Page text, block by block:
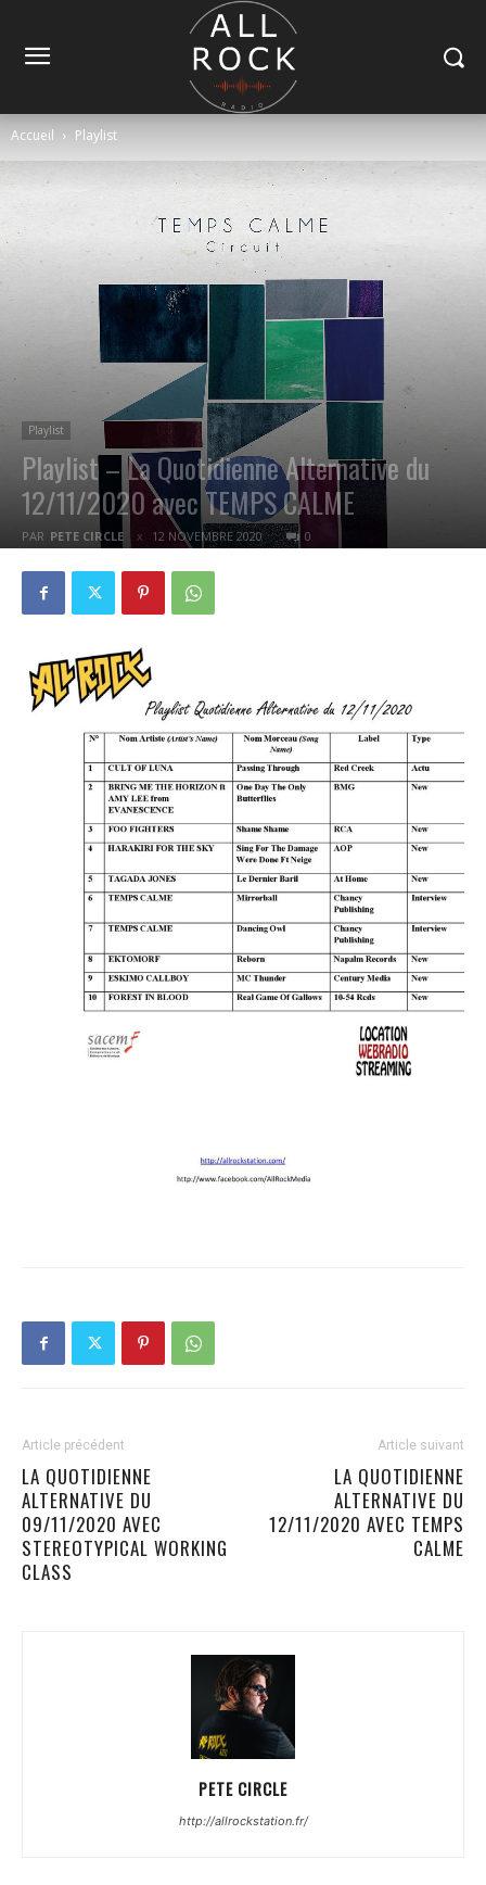
Accueil Playlist
Playlist
Playlist – La Quotidienne Alternative du
12/11/2020 avec TEMPS CALME
PAR PETE CIRCLE 12 NOVEMBRE 2020 0
Article précédent
LA QUOTIDIENNE
ALTERNATIVE DU
09/11/2020 AVEC
STEREOTYPICAL WORKING
CLASS
Article suivant
LA QUOTIDIENNE
ALTERNATIVE DU
12/11/2020 AVEC TEMPS
CALME
PETE CIRCLE
http://allrockstation.fr/